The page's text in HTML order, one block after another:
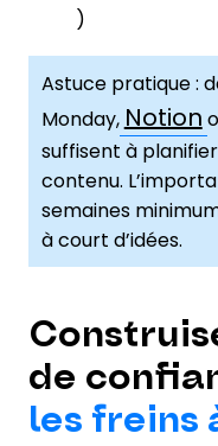
)
Astuce pratique :
Monday, Notion
suffisent à
contenu.
semaines
à court d’idées.
de
les freins